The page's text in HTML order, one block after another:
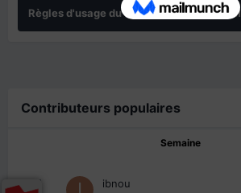
Règles d'usage du forum IMMIGRER.COM
Contributeurs populaires
Semaine
1 ibnou